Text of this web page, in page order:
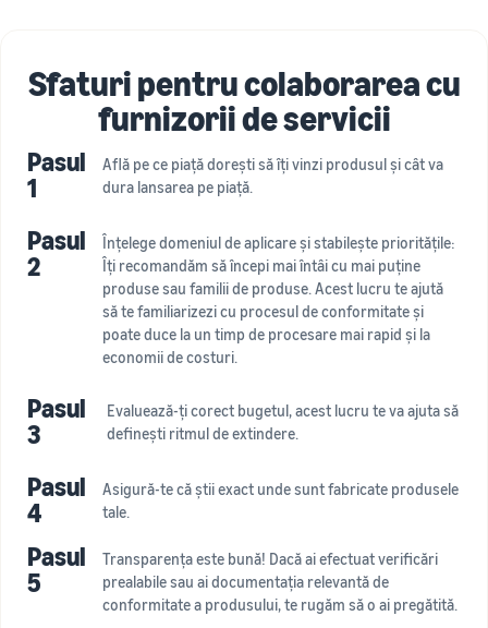
Sfaturi pentru colaborarea cu
furnizorii de servicii
Pasul
1
Află pe ce piață dorești să îți vinzi produsul și cât va
dura lansarea pe piață.
Pasul
2
Înțelege domeniul de aplicare și stabilește prioritățile:
Îți recomandăm să începi mai întâi cu mai puține
produse sau familii de produse. Acest lucru te ajută
să te familiarizezi cu procesul de conformitate și
poate duce la un timp de procesare mai rapid și la
economii de costuri.
Pasul
3
Evaluează-ți corect bugetul, acest lucru te va ajuta să
definești ritmul de extindere.
Pasul
4
Asigură-te că știi exact unde sunt fabricate produsele
tale.
Pasul
5
Transparența este bună! Dacă ai efectuat verificări
prealabile sau ai documentația relevantă de
conformitate a produsului, te rugăm să o ai pregătită.